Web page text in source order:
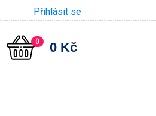
Přihlásit se
0 0 Kč